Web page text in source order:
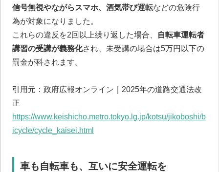
信号無視やながらスマホ、酒気帯び運転などの危険行
為が対象になりました。
これらの違反を2回以上繰り返した場合、
自転車運転者
講習の受講が義務化され、未受講の場合は5万円以下の
罰金が科されます。
引用元：政府広報オンライン｜2025年の道路交通法改
正
https://www.keishicho.metro.tokyo.lg.jp/kotsu/jikoboshi/b
icycle/cycle_kaisei.html
車も自転車も、互いに安全運転を